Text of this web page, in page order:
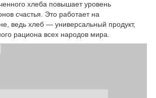
хлеба повышает уровень
счастья. Это работает на
ведь хлеб — универсальный продукт,
рациона всех народов мира.